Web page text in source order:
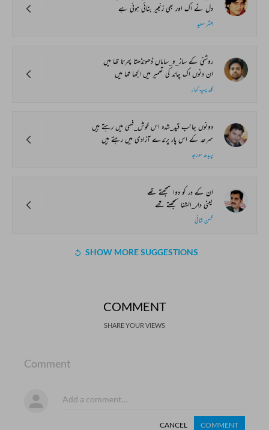
دل نے اک اور بھی زنجیر بنائی ہوئی ہے
مبشر سعید
روشنی کے ساز_و_ساماں ڈھونڈھتا پھرتا تھا میں
ان دنوں اک چاند کی تعمیر میں الجھا تھا میں
کلدیپ کمار
دونوں جانب قید_شدہ اس خوش_فہمی میں رہتے ہیں
سرحد کے اس پار پرندے آزادی میں رہتے ہیں
پربدھ سوربھ
ان کے در کو دوا سمجھتے تھے
یعنی دار_الشفا سمجھتے تھے
محسن شافی
SHOW MORE SUGGESTIONS
COMMENT
SHARE YOUR VIEWS
Comment
CANCEL COMMENT